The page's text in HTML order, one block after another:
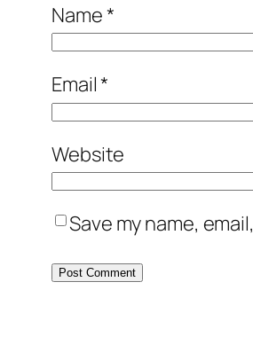
Name*
Email*
Website
Save my name,